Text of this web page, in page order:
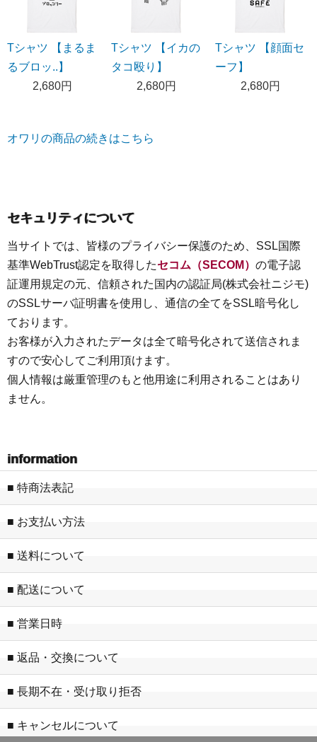
Tシャツ 【まるま
るブロッ..】
2,680円
Tシャツ 【イカの
タコ殴り】
2,680円
Tシャツ 【顔面セ
ーフ】
2,680円
オワリの商品の続きはこちら
セキュリティについて
当サイトでは、皆様のプライバシー保護のため、SSL国際
基準WebTrust認定を取得したセコム（SECOM） の電子認
証運用規定の元、信頼された国内の認証局(株式会社ニジモ)
のSSLサーバ証明書を使用し、通信の全てをSSL暗号化し
ております。
お客様が入力されたデータは全て暗号化されて送信されま
すので安心してご利用頂けます。
個人情報は厳重管理のもと他用途に利用されることはあり
ません。
information
■ 特商法表記
■ お支払い方法
■ 送料について
■ 配送について
■ 営業日時
■ 返品・交換について
■ 長期不在・受け取り拒否
■ キャンセルについて